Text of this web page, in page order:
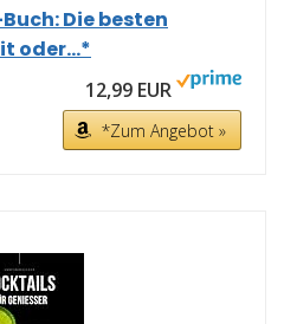
Die besten
oder...*
12,99 EUR
*Zum Angebot »